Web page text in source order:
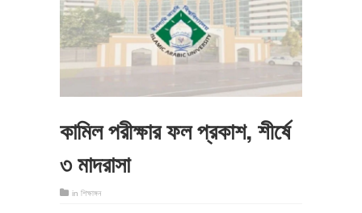
কামিল পরীক্ষার ফল প্রকাশ, শীর্ষে
৩ মাদরাসা
in শিক্ষাঙ্গন